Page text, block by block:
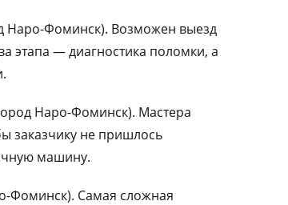
Наро-Фоминск). Возможен выезд
этапа — диагностика поломки, а
Наро-Фоминск). Мастера
заказчику не пришлось
машину.
Фоминск). Самая сложная